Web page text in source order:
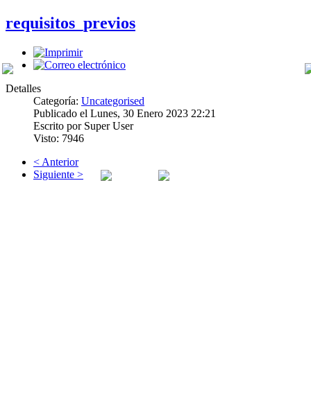
requisitos_previos
Detalles
Categoría: Uncategorised
Publicado el Lunes, 30 Enero 2023 22:21
Escrito por Super User
Visto: 7946
< Anterior
Siguiente >